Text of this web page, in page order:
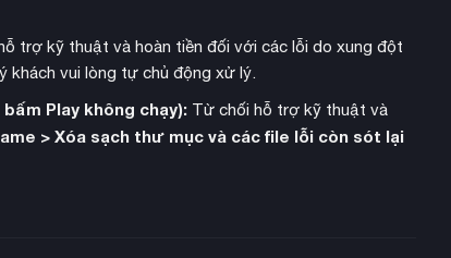
thích những bữa tiệc trà và rượu vang. Thằn lằn lại
trợ kỹ thuật và hoàn tiền đối với các lỗi do xung đột
khách vui lòng tự chủ động xử lý.
Play không chạy):Từ chối hỗ trợ kỹ thuật và
> Xóa sạch thư mục và các file lỗi còn sót lại